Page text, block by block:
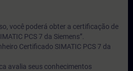
você poderá obter a certificação de
PCS 7 da Siemens”.
Certificado SIMATIC PCS 7 da
avalia seus conhecimentos